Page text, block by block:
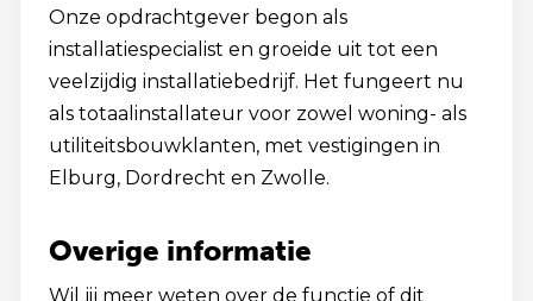
Onze opdrachtgever begon als
installatiespecialist en groeide uit tot een
veelzijdig installatiebedrijf. Het fungeert nu
als totaalinstallateur voor zowel woning- als
utiliteitsbouwklanten, met vestigingen in
Elburg, Dordrecht en Zwolle.
Overige informatie
Wil jij meer weten over de functie of dit